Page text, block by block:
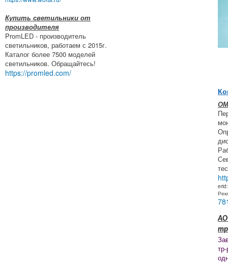
Купить светильники от
производителя
PromLED - производитель
светильников, работаем с 2015г.
Каталог более 7500 моделей
светильников. Обращайтесь!
https://promled.com/
АО